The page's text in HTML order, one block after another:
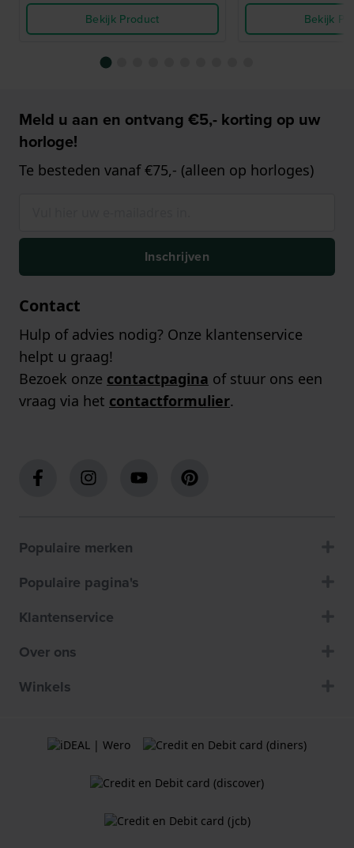
Bekijk Product
Bekijk
Meld u aan en ontvang €5,- korting op uw
horloge!
Te besteden vanaf €75,- (alleen op horloges)
Inschrijven
Contact
Hulp of advies nodig? Onze klantenservice
helpt u graag!
Bezoek onze contactpagina of stuur ons een
vraag via het contactformulier.
Populaire merken
Populaire pagina's
Klantenservice
Over ons
Winkels